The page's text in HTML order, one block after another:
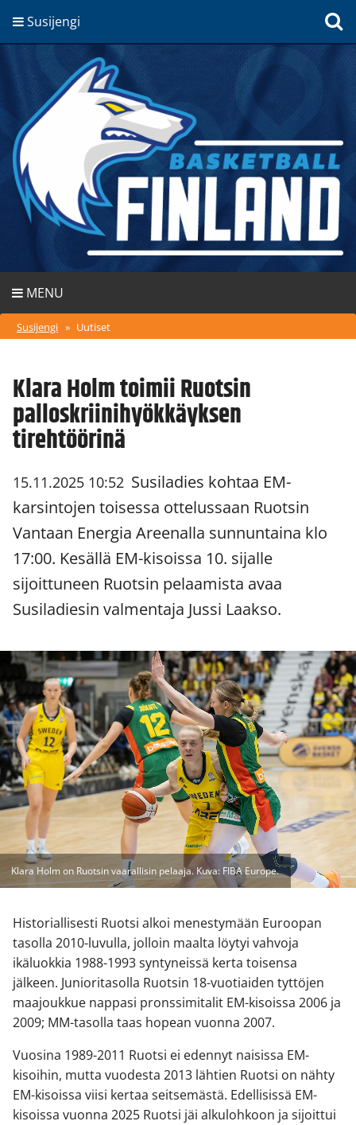
Susijengi
MENU
Susijengi » Uutiset
Klara Holm toimii Ruotsin
palloskriinihyökkäyksen
tirehtöörinä
15.11.2025 10:52 Susiladies kohtaa EM-
karsintojen toisessa ottelussaan Ruotsin
Vantaan Energia Areenalla sunnuntaina klo
17:00. Kesällä EM-kisoissa 10. sijalle
sijoittuneen Ruotsin pelaamista avaa
Susiladiesin valmentaja Jussi Laakso.
Klara Holm on Ruotsin vaarallisin pelaaja. Kuva: FIBA Europe.
Historiallisesti Ruotsi alkoi menestymään Euroopan
tasolla 2010-luvulla, jolloin maalta löytyi vahvoja
ikäluokkia 1988-1993 syntyneissä kerta toisensa
jälkeen. Junioritasolla Ruotsin 18-vuotiaiden tyttöjen
maajoukkue nappasi pronssimitalit EM-kisoissa 2006 ja
2009; MM-tasolla taas hopean vuonna 2007.
Vuosina 1989-2011 Ruotsi ei edennyt naisissa EM-
kisoihin, mutta vuodesta 2013 lähtien Ruotsi on nähty
EM-kisoissa viisi kertaa seitsemästä. Edellisissä EM-
kisoissa vuonna 2025 Ruotsi jäi alkulohkoon ja sijoittui